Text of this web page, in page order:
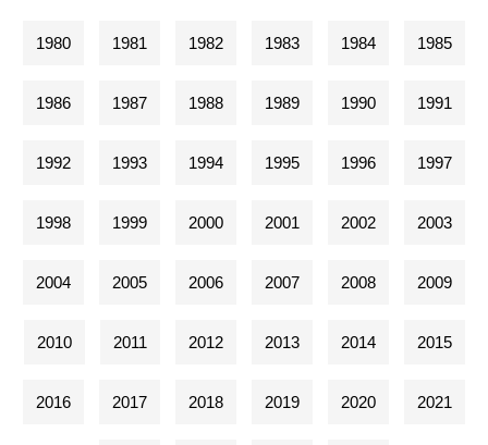
1980 1981 1982 1983 1984 1985
1986 1987 1988 1989 1990 1991
1992 1993 1994 1995 1996 1997
1998 1999 2000 2001 2002 2003
2004 2005 2006 2007 2008 2009
2010 2011 2012 2013 2014 2015
2016 2017 2018 2019 2020 2021